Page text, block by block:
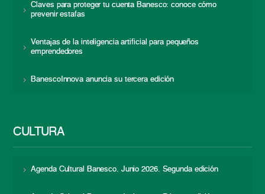
Claves para proteger tu cuenta Banesco: conoce cómo
prevenir estafas
Ventajas de la inteligencia artificial para pequeños
emprendedores
BanescoInnova anuncia su tercera edición
CULTURA
Agenda Cultural Banesco. Junio 2026. Segunda edición